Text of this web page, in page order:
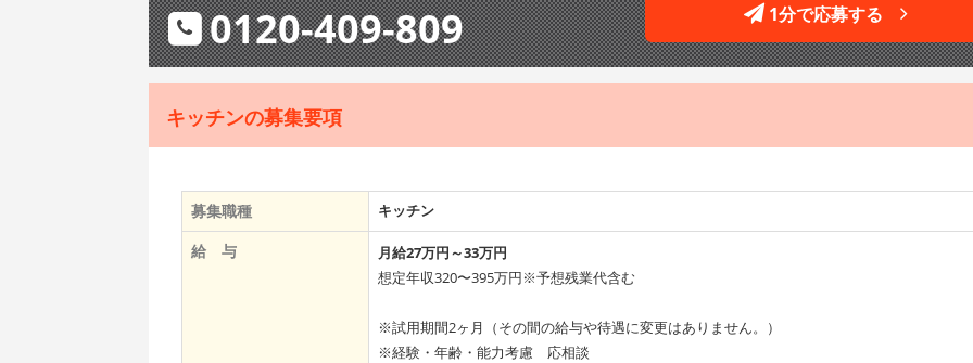
0120-409-809 1分で応募する
キッチンの募集要項
募集職種 キッチン
給 与
月給27万円～33万円
想定年収320〜395万円※予想残業代含む
※試用期間2ヶ月（その間の給与や待遇に変更はありません。）
※経験・年齢・能力考慮 応相談